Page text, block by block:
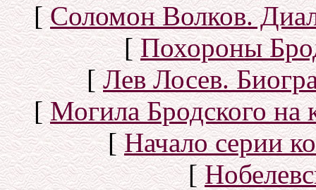
[Соломон Волков.
[Похороны
[Лев Лосев.
[Могила Бродского
[Начало серии
[